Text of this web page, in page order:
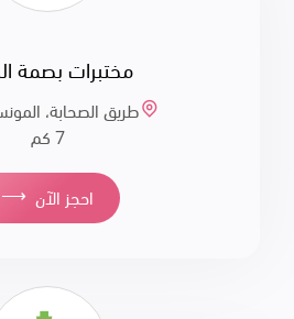
مختبرات بصمة
طريق الصحابة،
7 كم
⟶ احجز الآن